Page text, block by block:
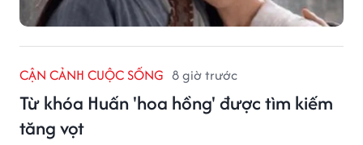
CẬN CẢNH CUỘC SỐNG 8 giờ trước
Từ khóa Huấn 'hoa hồng' được tìm kiếm
tăng vọt